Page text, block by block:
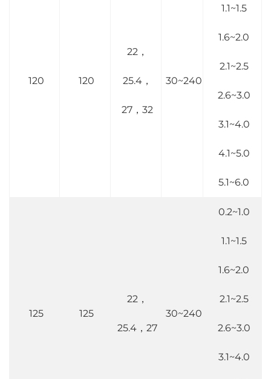
120 120
22，
25.4，
27，32
30~240
1.1~1.5
1.6~2.0
2.1~2.5
2.6~3.0
3.1~4.0
4.1~5.0
5.1~6.0
125 125
22，
25.4，27
30~240
0.2~1.0
1.1~1.5
1.6~2.0
2.1~2.5
2.6~3.0
3.1~4.0